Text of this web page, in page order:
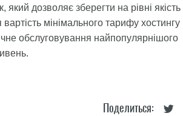
дозволяє зберегти на рівні якість
мінімального тарифу хостингу
обслуговування найпопулярнішого
Поделиться: